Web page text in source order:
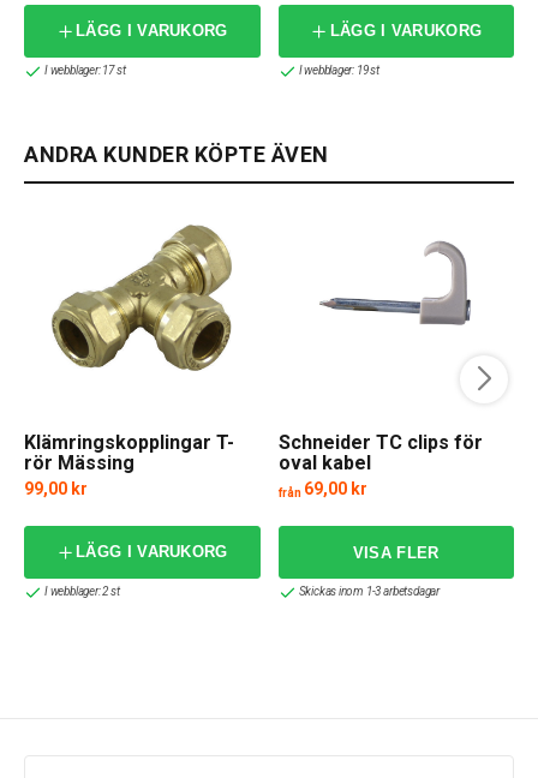
LÄGG I VARUKORG
I webblager: 17 st
LÄGG I VARUKORG
I webblager: 19 st
ANDRA KUNDER KÖPTE ÄVEN
Klämringskopplingar T-
rör Mässing
99,00 kr
LÄGG I VARUKORG
I webblager: 2 st
Schneider TC clips för
oval kabel
från 69,00 kr
Skickas inom 1-3 arbetsdagar